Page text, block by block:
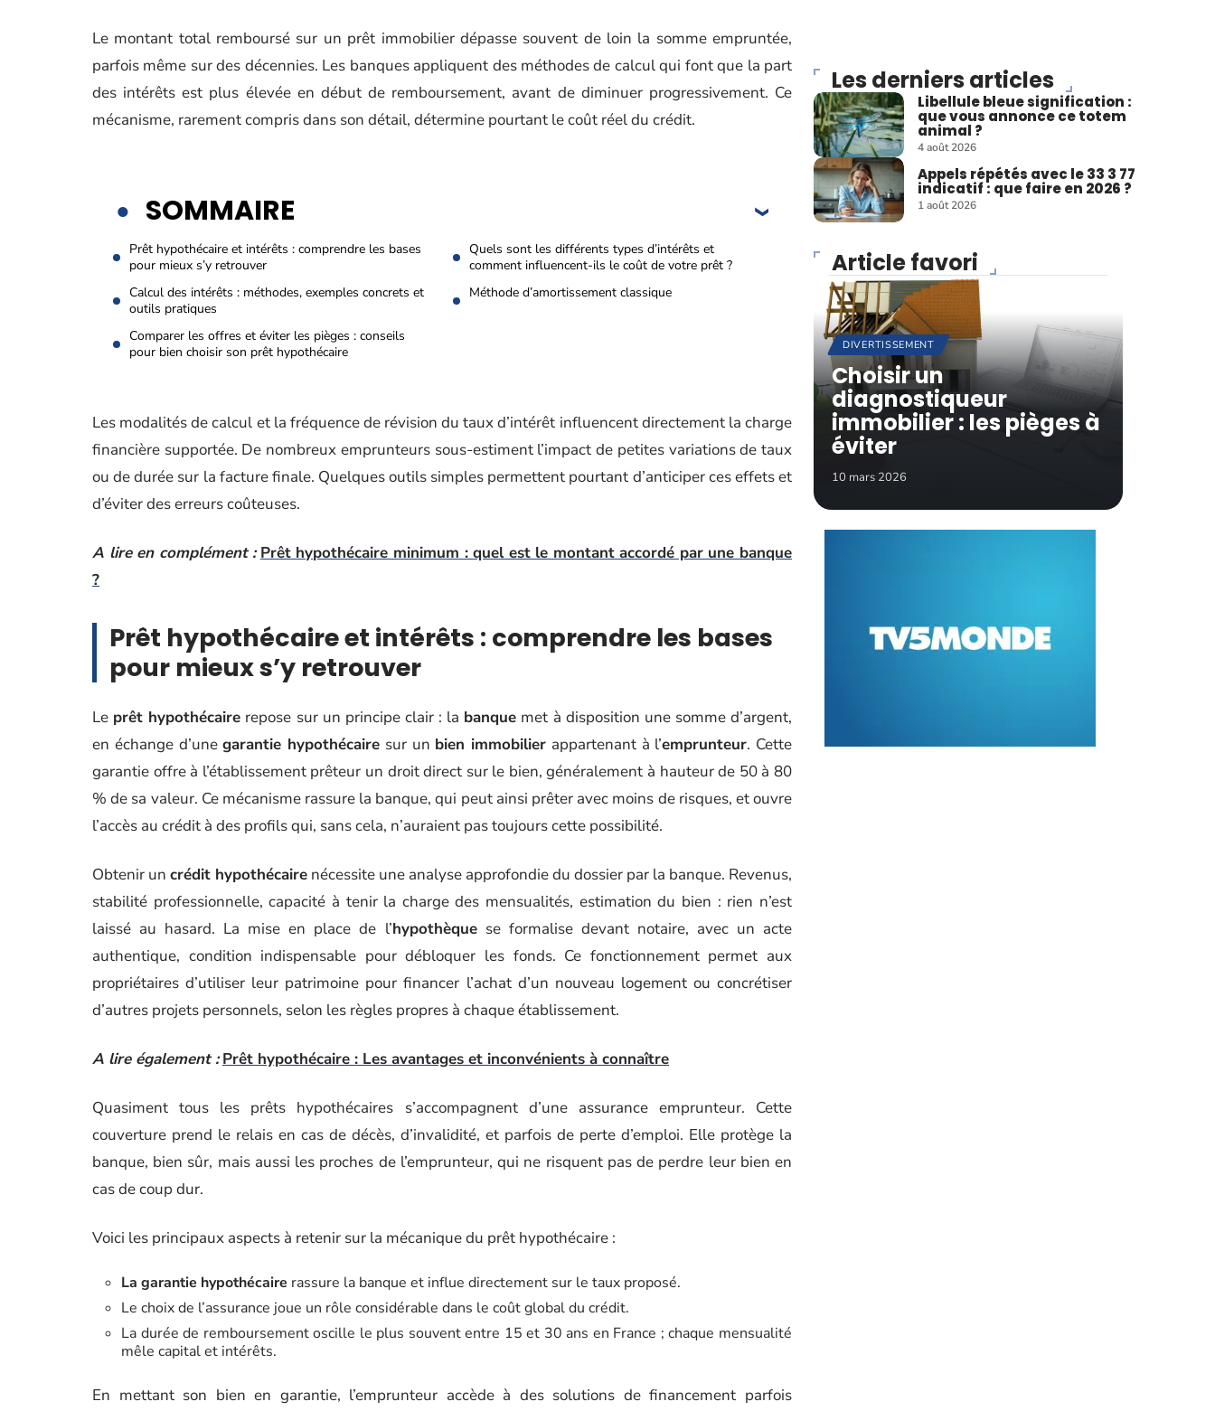
Le montant total remboursé sur un prêt immobilier dépasse souvent de loin la somme empruntée,
parfois même sur des décennies. Les banques appliquent des méthodes de calcul qui font que la part
des intérêts est plus élevée en début de remboursement, avant de diminuer progressivement. Ce
mécanisme, rarement compris dans son détail, détermine pourtant le coût réel du crédit.
SOMMAIRE
Prêt hypothécaire et intérêts : comprendre les bases
pour mieux s’y retrouver
Quels sont les différents types d’intérêts et
comment influencent-ils le coût de votre prêt ?
Calcul des intérêts : méthodes, exemples concrets et
outils pratiques
Méthode d’amortissement classique
Comparer les offres et éviter les pièges : conseils
pour bien choisir son prêt hypothécaire
Les modalités de calcul et la fréquence de révision du taux d’intérêt influencent directement la charge
financière supportée. De nombreux emprunteurs sous-estiment l’impact de petites variations de taux
ou de durée sur la facture finale. Quelques outils simples permettent pourtant d’anticiper ces effets et
d’éviter des erreurs coûteuses.
A lire en complément : Prêt hypothécaire minimum : quel est le montant accordé par une banque
?
Prêt hypothécaire et intérêts : comprendre les bases
pour mieux s’y retrouver
Le prêt hypothécaire repose sur un principe clair : la banque met à disposition une somme d’argent,
en échange d’unegarantie hypothécaire sur un bien immobilier appartenant à l’emprunteur. Cette
garantie offre à l’établissement prêteur un droit direct sur le bien, généralement à hauteur de 50 à 80
% de sa valeur. Ce mécanisme rassure la banque, qui peut ainsi prêter avec moins de risques, et ouvre
l’accès au crédit à des profils qui, sans cela, n’auraient pas toujours cette possibilité.
Obtenir un crédit hypothécaire nécessite une analyse approfondie du dossier par la banque. Revenus,
stabilité professionnelle, capacité à tenir la charge des mensualités, estimation du bien : rien n’est
laissé au hasard. La mise en place de l’hypothèquese formalise devant notaire, avec un acte
authentique, condition indispensable pour débloquer les fonds. Ce fonctionnement permet aux
propriétaires d’utiliser leur patrimoine pour financer l’achat d’un nouveau logement ou concrétiser
d’autres projets personnels, selon les règles propres à chaque établissement.
A lire également : Prêt hypothécaire : Les avantages et inconvénients à connaître
Quasiment tous les prêts hypothécaires s’accompagnent d’une assurance emprunteur. Cette
couverture prend le relais en cas de décès, d’invalidité, et parfois de perte d’emploi. Elle protège la
banque, bien sûr, mais aussi les proches de l’emprunteur, qui ne risquent pas de perdre leur bien en
cas de coup dur.
Voici les principaux aspects à retenir sur la mécanique du prêt hypothécaire :
La garantie hypothécaire rassure la banque et influe directement sur le taux proposé.
Le choix de l’assurance joue un rôle considérable dans le coût global du crédit.
La durée de remboursement oscille le plus souvent entre 15 et 30 ans en France ; chaque mensualité
mêle capital et intérêts.
En mettant son bien en garantie, l’emprunteur accède à des solutions de financement parfois
Les derniers articles
Libellule bleue signification :
que vous annonce ce totem
animal ?
4 août 2026
Appels répétés avec le 33 3 77
indicatif : que faire en 2026 ?
1 août 2026
Article favori
DIVERTISSEMENT
Choisir un
diagnostiqueur
immobilier : les pièges à
éviter
10 mars 2026